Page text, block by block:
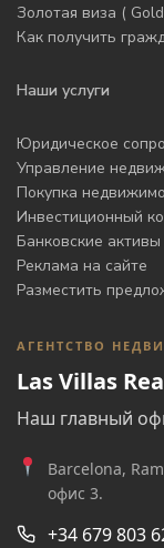
Золотая виза (
Как получить
Наши услуги
Юридическое
Управление
Покупка
Инвестиционный
Банковские активы
Реклама на сайте
Разместить
АГЕНТСТВО
Las Villas
Наш главный
Barcelona,
офис 3.
+34 679 803